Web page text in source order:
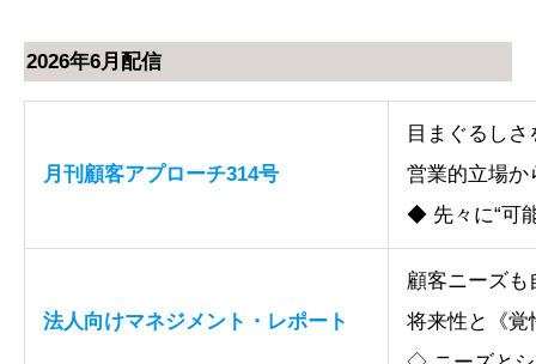
2026年6月配信
月刊顧客アプローチ314号
目まぐるし
営業的立場か
◆ 先々に“可
法人向けマネジメント・レポート
顧客ニーズ
将来性と《